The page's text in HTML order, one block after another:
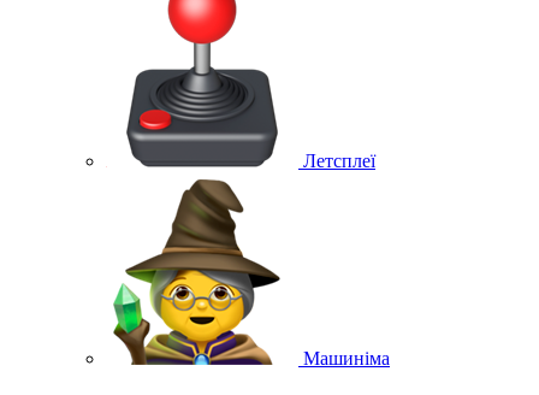
Летсплеї
Машиніма